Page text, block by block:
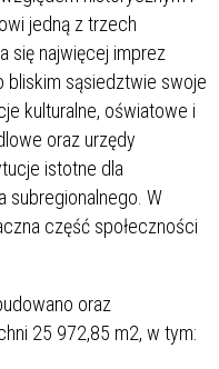
jedną z trzech
się najwięcej imprez
bliskim sąsiedztwie swoje
kulturalne, oświatowe i
oraz urzędy
istotne dla
subregionalnego. W
część społeczności
oraz
25 972,85 m2, w tym: